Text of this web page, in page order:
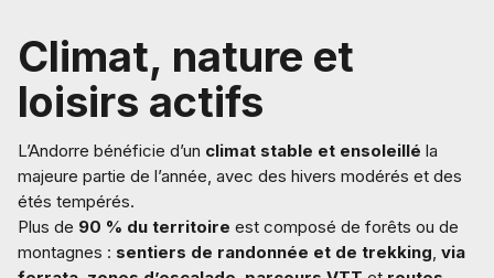
Climat, nature et
loisirs actifs
L’Andorre bénéficie d’un climat stable et ensoleillé la
majeure partie de l’année, avec des hivers modérés et des
étés tempérés.
Plus de 90 % du territoire est composé de forêts ou de
montagnes : sentiers de randonnée et de trekking, via